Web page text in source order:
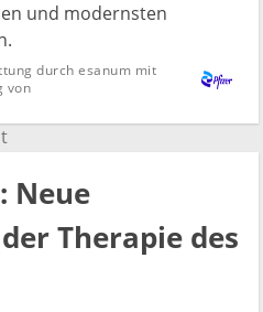
und modernsten
durch esanum mit
von
Neue
Therapie des